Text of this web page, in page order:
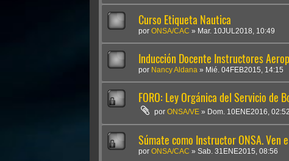
Curso Etiqueta Nautica
por ONSA/CAC » Mar. 10JUL2018, 10:49
Inducción Docente Instructores
por Nancy Aldana » Mié. 04FEB2015, 14:15
FORO: Ley Orgánica del Servicio de
porONSA/VE » Dom. 10ENE2016, 02:52
Súmate como Instructor ONSA. Ven
por ONSA/CAC » Sab. 31ENE2015, 08:56